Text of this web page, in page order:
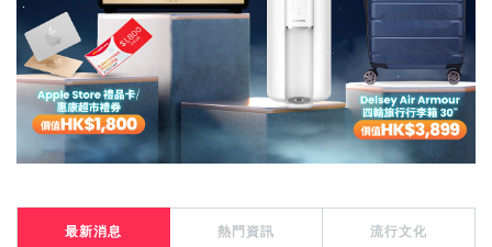
最新消息 熱門資訊 流行文化